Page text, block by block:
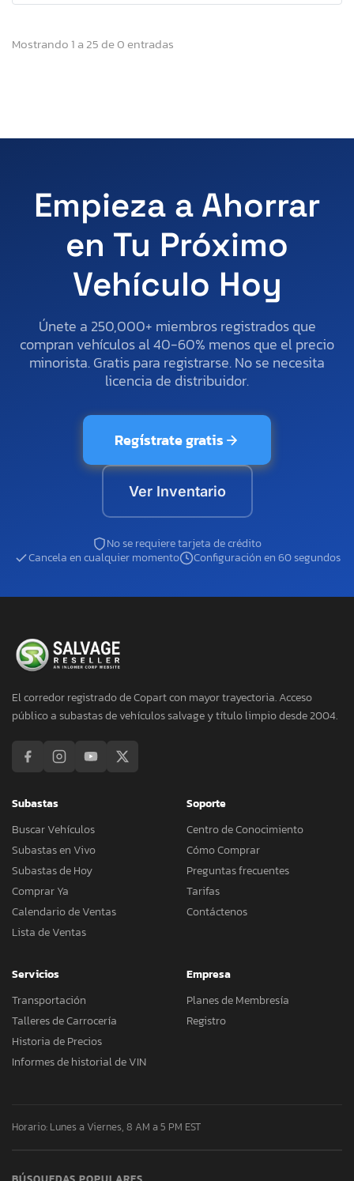
Mostrando 1 a 25 de 0 entradas
Empieza a Ahorrar
en Tu Próximo
Vehículo Hoy
Únete a 250,000+ miembros registrados que
compran vehículos al 40-60% menos que el precio
minorista. Gratis para registrarse. No se necesita
licencia de distribuidor.
Regístrate gratis
Ver Inventario
No se requiere tarjeta de crédito
Cancela en cualquier momento
Configuración en 60 segundos
El corredor registrado de Copart con mayor trayectoria. Acceso
público a subastas de vehículos salvage y título limpio desde 2004.
Subastas
Buscar Vehículos
Subastas en Vivo
Subastas de Hoy
Comprar Ya
Calendario de Ventas
Lista de Ventas
Soporte
Centro de Conocimiento
Cómo Comprar
Preguntas frecuentes
Tarifas
Contáctenos
Servicios
Transportación
Talleres de Carrocería
Historia de Precios
Informes de historial de VIN
Empresa
Planes de Membresía
Registro
Horario: Lunes a Viernes, 8 AM a 5 PM EST